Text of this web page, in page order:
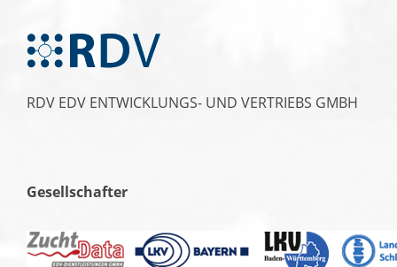
RDV EDV ENTWICKLUNGS- UND VERTRIEBS GMBH
Gesellschafter